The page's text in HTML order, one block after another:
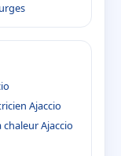
Ajaccio
chaleur Ajaccio